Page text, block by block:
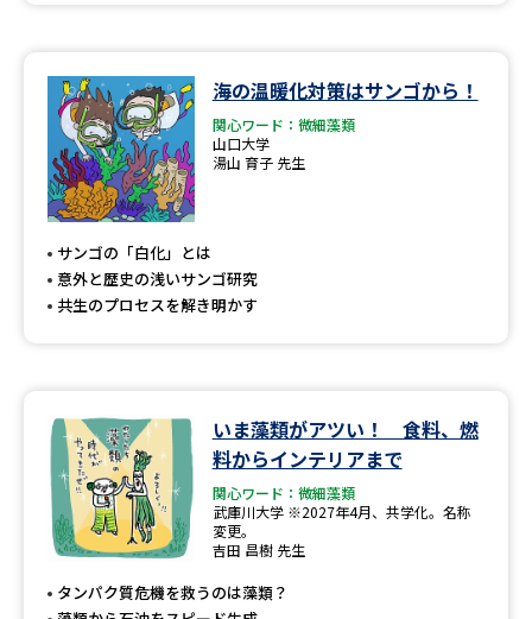
高等学校（情報）教員資格認定
大学研究
大学で学べる内容や特徴を調べる
データサイエンス特集 奨学金・特待生制度特集
デジタルパンフレット 進路の３択
（高3生用）
（高2生用）
海の温暖化対策はサンゴから！
関心ワード：微細藻類
山口大学
湯山 育子 先生
サンゴの「白化」とは
意外と歴史の浅いサンゴ研究
共生のプロセスを解き明かす
いま藻類がアツい！ 食料、燃
料からインテリアまで
関心ワード：微細藻類
武庫川大学 ※2027年4月、共学化。名称
変更。
吉田 昌樹 先生
タンパク質危機を救うのは藻類？